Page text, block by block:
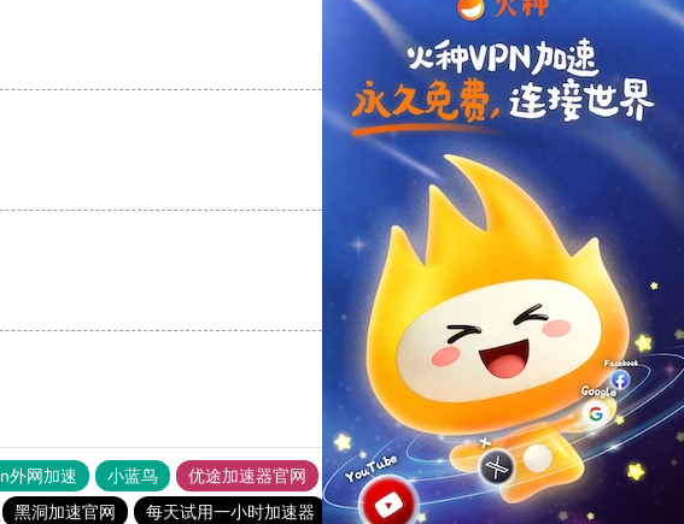
支持[0] 反对
支持
支持 反对 [0]
外网加速 小蓝鸟 优途加速器官网 风驰加速器 旋风加速器
八戒看书
黑洞加速官网 每天试用一小时加速器 outline 黑洞vqn加速